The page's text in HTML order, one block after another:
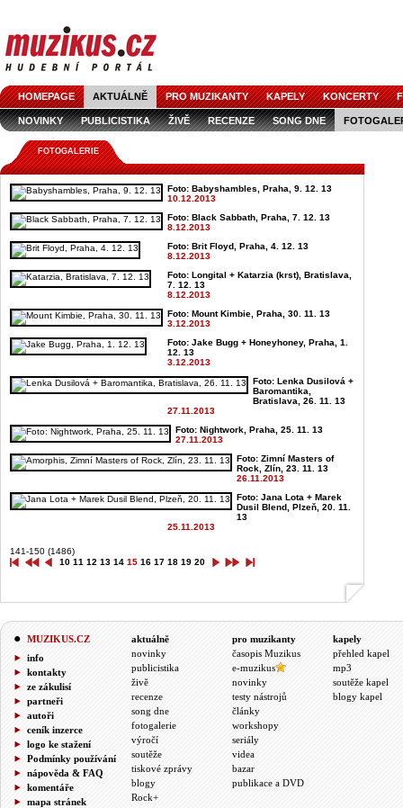
HOMEPAGE AKTUÁLNĚ PRO MUZIKANTY KAPELY KONCERTY
NOVINKY PUBLICISTIKA ŽIVĚ RECENZE SONG DNE
FOTOGALERIE
Foto: Babyshambles, Praha, 9. 12. 13
10.12.2013
Foto: Black Sabbath, Praha, 7. 12. 13
8.12.2013
Foto: Brit Floyd, Praha, 4. 12. 13
8.12.2013
Foto: Longital + Katarzia (krst), Bratislava,
7. 12. 13
8.12.2013
Foto: Mount Kimbie, Praha, 30. 11. 13
3.12.2013
Foto: Jake Bugg + Honeyhoney, Praha, 1.
12. 13
3.12.2013
Foto: Lenka Dusilová +
Baromantika,
Bratislava, 26. 11. 13
27.11.2013
Foto: Nightwork, Praha, 25. 11. 13
27.11.2013
Foto: Zimní Masters of
Rock, Zlín, 23. 11. 13
26.11.2013
Foto: Jana Lota + Marek
Dusil Blend, Plzeň, 20. 11.
13
25.11.2013
141-150 (1486)
10 11 12 13 14 15 16 17 18 19 20
MUZIKUS.CZ
info
kontakty
ze zákulisí
partneři
autoři
ceník inzerce
logo ke stažení
Podmínky používání
nápověda & FAQ
komentáře
mapa stránek
aktuálně
novinky
publicistika
živě
recenze
song dne
fotogalerie
výročí
soutěže
tiskové zprávy
blogy
Rock+
pro muzikanty
časopis Muzikus
e-muzikus
novinky
testy nástrojů
články
workshopy
seriály
videa
bazar
publikace a DVD
kapely
přehled kapel
mp3
soutěže kapel
blogy kapel